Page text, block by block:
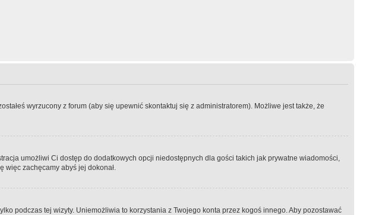
wyrzucony z forum (aby się upewnić skontaktuj się z administratorem). Możliwe jest także, że
umożliwi Ci dostęp do dodatkowych opcji niedostępnych dla gości takich jak prywatne wiadomości,
więc zachęcamy abyś jej dokonał.
podczas tej wizyty. Uniemożliwia to korzystania z Twojego konta przez kogoś innego. Aby pozostawać